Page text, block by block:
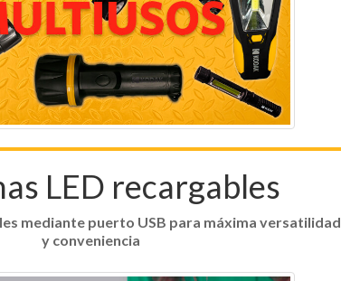
LED recargables
mediante puerto USB para máxima versatilidad
y conveniencia